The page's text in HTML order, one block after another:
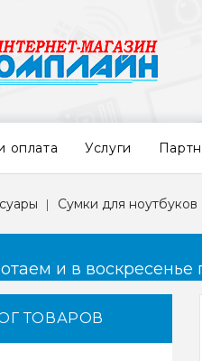
оплата Услуги
Сумки для ноутбуков
и в воскресенье
ТОВАРОВ